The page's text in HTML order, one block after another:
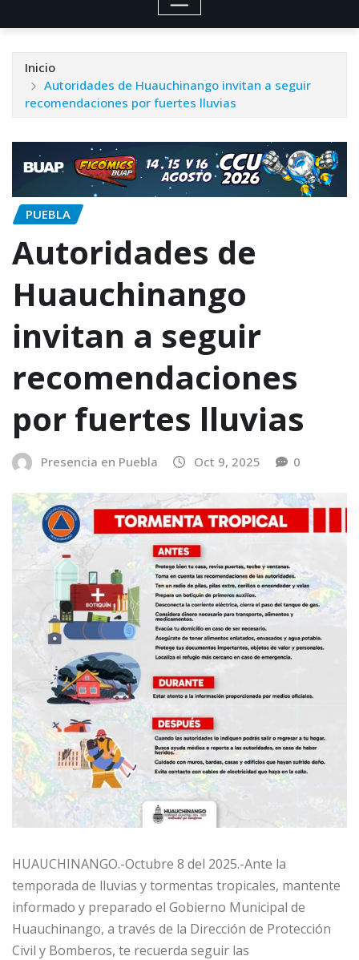
Inicio
Autoridades de Huauchinango invitan a seguir
recomendaciones por fuertes lluvias
PUEBLA
Autoridades de
Huauchinango
invitan a seguir
recomendaciones
por fuertes lluvias
Presencia en Puebla Oct 9, 2025 0
HUAUCHINANGO.-Octubre 8 del 2025.-Ante la
temporada de lluvias y tormentas tropicales, mantente
informado y preparado el Gobierno Municipal de
Huauchinango, a través de la Dirección de Protección
Civil y Bomberos, te recuerda seguir las